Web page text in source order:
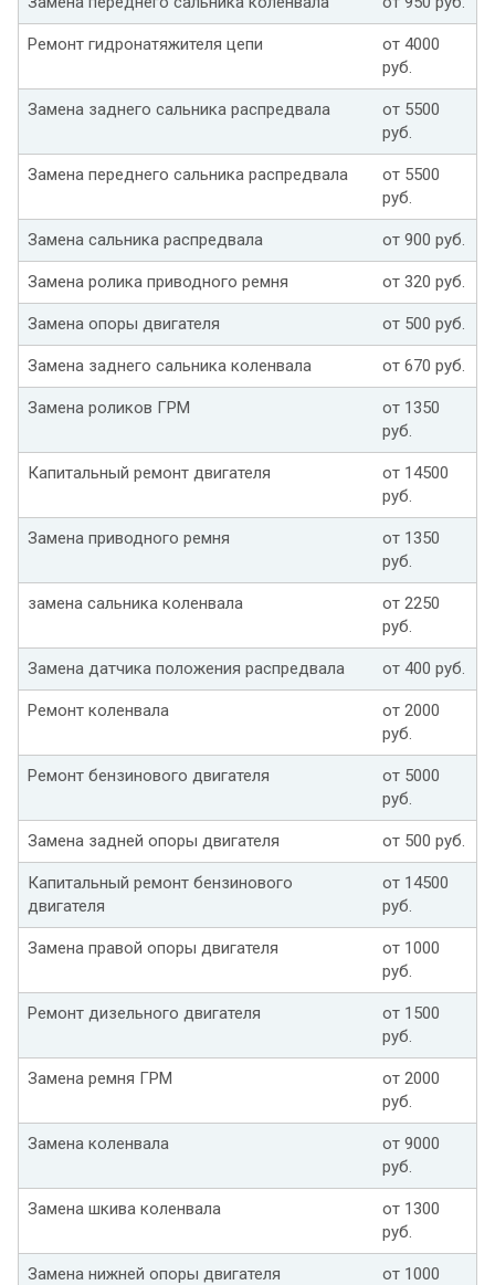
Ремонт гидронатяжителя цепи
от 4000
руб.
Замена заднего сальника распредвала
от 5500
руб.
Замена переднего сальника распредвала
от 5500
руб.
Замена сальника распредвала от 900 руб.
Замена ролика приводного ремня от 320 руб.
Замена опоры двигателя от 500 руб.
Замена заднего сальника коленвала от 670 руб.
Замена роликов ГРМ
от 1350
руб.
Капитальный ремонт двигателя
от 14500
руб.
Замена приводного ремня
от 1350
руб.
замена сальника коленвала
от 2250
руб.
Замена датчика положения распредвала от 400 руб.
Ремонт коленвала
от 2000
руб.
Ремонт бензинового двигателя
от 5000
руб.
Замена задней опоры двигателя от 500 руб.
Капитальный ремонт бензинового
двигателя
от 14500
руб.
Замена правой опоры двигателя
от 1000
руб.
Ремонт дизельного двигателя
от 1500
руб.
Замена ремня ГРМ
от 2000
руб.
Замена коленвала
от 9000
руб.
Замена шкива коленвала
от 1300
руб.
Замена нижней опоры двигателя
от 1000